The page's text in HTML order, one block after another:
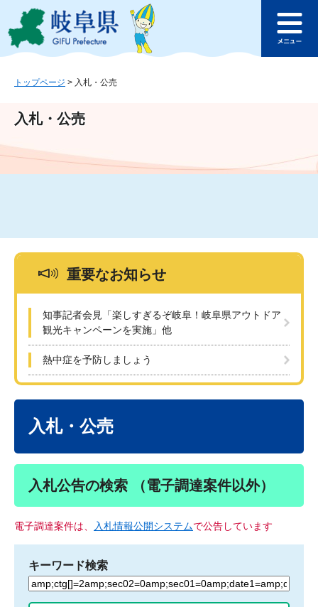
ジ
ュ
文
このページの本文へ
ュ
トップページ > 入札・公売
入札・公売
重要なお知らせ
知事記者会見「楽しすぎるぞ岐阜！岐阜県アウトドア
観光キャンペーンを実施」他
熱中症を予防しましょう
入札・公売
入札公告の検索 （電子調達案件以外）
電子調達案件は、 入札情報公開システムで公告しています
キーワード検索
検